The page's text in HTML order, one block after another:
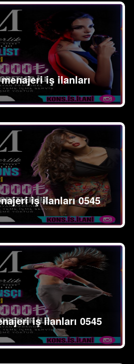
iş ilanları
iş ilanları 0545
iş ilanları 0545